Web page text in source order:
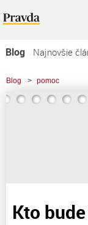
Blog
Najnovšie
Najčítanejšie články
Blog > pomoc
Kto